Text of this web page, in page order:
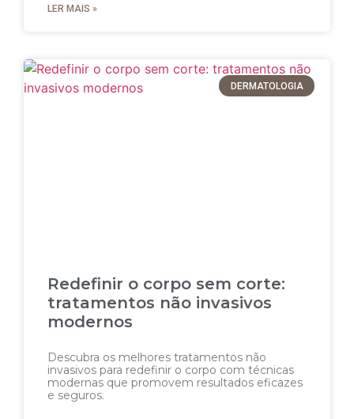
LER MAIS »
DERMATOLOGIA
Redefinir o corpo sem corte:
tratamentos não invasivos
modernos
Descubra os melhores tratamentos não
invasivos para redefinir o corpo com técnicas
modernas que promovem resultados eficazes
e seguros.